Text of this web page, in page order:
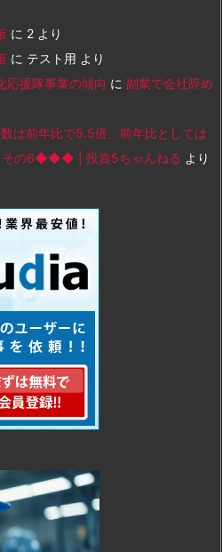
に 2 より
に テスト用 より
応援隊事業の傾向 に 副業で会社辞め
は前年比で5.5倍、前年比としては
の6◆◆◆ | 投資5ちゃんねる より